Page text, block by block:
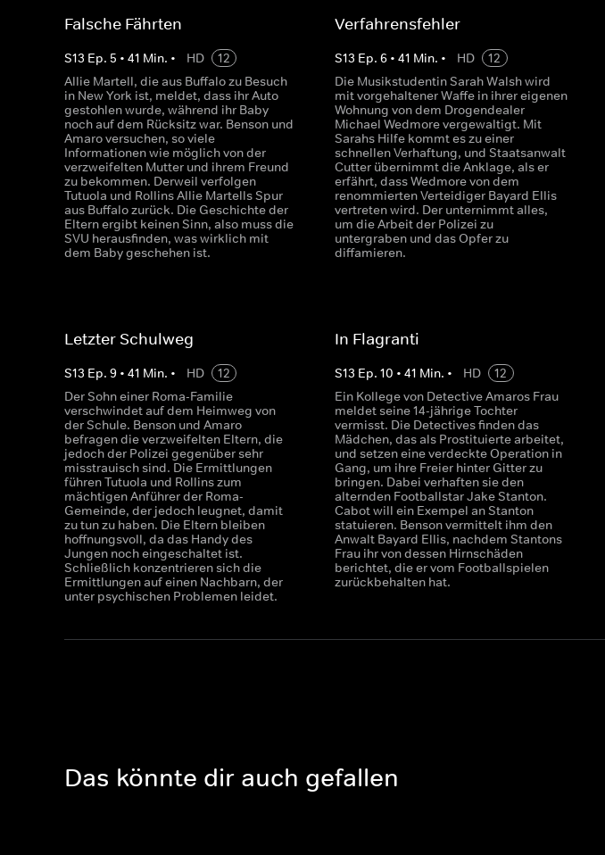
Falsche Fährten
S13 Ep. 5 • 41 Min. • HD
12
Allie Martell, die aus Buffalo zu Besuch
in New York ist, meldet, dass ihr Auto
gestohlen wurde, während ihr Baby
noch auf dem Rücksitz war. Benson und
Amaro versuchen, so viele
Informationen wie möglich von der
verzweifelten Mutter und ihrem Freund
zu bekommen. Derweil verfolgen
Tutuola und Rollins Allie Martells Spur
aus Buffalo zurück. Die Geschichte der
Eltern ergibt keinen Sinn, also muss die
SVU herausfinden, was wirklich mit
dem Baby geschehen ist.
Verfahrensfehler
S13 Ep.6 •41 Min. • HD
12
Die Musikstudentin Sarah Walsh wird
mit vorgehaltener Waffe in ihrer eigenen
Wohnung von dem Drogendealer
Michael Wedmore vergewaltigt. Mit
Sarahs Hilfe kommt es zu einer
schnellen Verhaftung, und Staatsanwalt
Cutter übernimmt die Anklage, als er
erfährt, dass Wedmore von dem
renommierten Verteidiger Bayard Ellis
vertreten wird. Der unternimmt alles,
um die Arbeit der Polizei zu
untergraben und das Opfer zu
diffamieren.
Letzter Schulweg
S13 Ep. 9 • 41 Min. • HD
12
Der Sohn einer Roma-Familie
verschwindet auf dem Heimweg von
der Schule. Benson und Amaro
befragen die verzweifelten Eltern, die
jedoch der Polizei gegenüber sehr
misstrauisch sind. Die Ermittlungen
führen Tutuola und Rollins zum
mächtigen Anführer der Roma-
Gemeinde, der jedoch leugnet, damit
zu tun zu haben. Die Eltern bleiben
hoffnungsvoll, da das Handy des
Jungen noch eingeschaltet ist.
Schließlich konzentrieren sich die
Ermittlungen auf einen Nachbarn, der
unter psychischen Problemen leidet.
In Flagranti
S13 Ep.10 •41 Min. • HD
12
Ein Kollege von Detective Amaros Frau
meldet seine 14-jährige Tochter
vermisst. Die Detectives finden das
Mädchen, das als Prostituierte arbeitet,
und setzen eine verdeckte Operation in
Gang, um ihre Freier hinter Gitter zu
bringen. Dabei verhaften sie den
alternden Footballstar Jake Stanton.
Cabot will ein Exempel an Stanton
statuieren. Benson vermittelt ihm den
Anwalt Bayard Ellis, nachdem Stantons
Frau ihr von dessen Hirnschäden
berichtet, die er vom Footballspielen
zurückbehalten hat.
Das könnte dir auch gefallen